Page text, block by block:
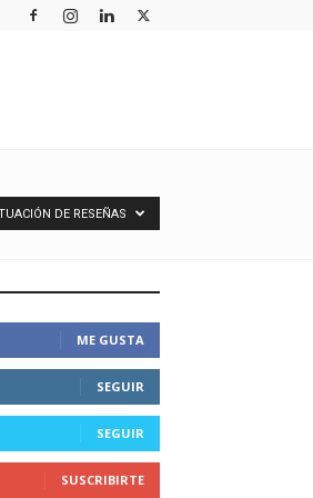
DE RESEÑAS
ME GUSTA
SEGUIR
SEGUIR
SUSCRIBIRTE